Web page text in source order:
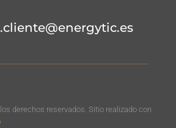
derechos reservados. Sitio realizado con